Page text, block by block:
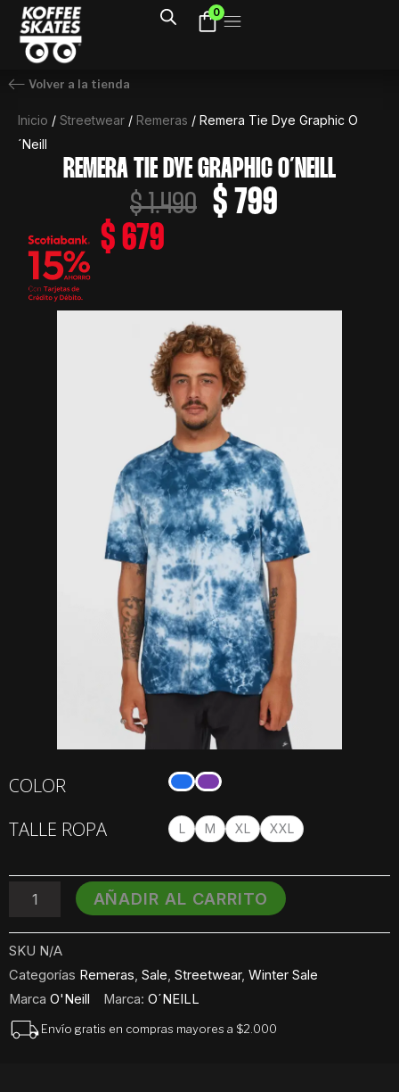
contenido
0
Volver a la tienda
Inicio / Streetwear / Remeras / Remera Tie Dye Graphic O
´Neill
REMERA TIE DYE GRAPHIC O´NEILL
$1.490 El
precio
$ 799
$ 679
COLOR
TALLE ROPA
L M XL XXL
Tie
Graphic
AÑADIR AL CARRITO
SKU N/A
Categorías Remeras, Sale, Streetwear, Winter Sale
Marca O'Neill Marca: O´NEILL
Envío gratis en compras mayores a $2.000